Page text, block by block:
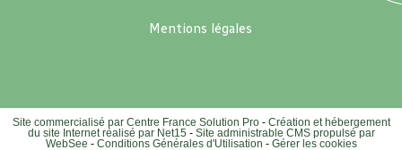
Mentions légales
Site commercialisé par Centre France Solution Pro- Création et hébergement
du site Internet réalisé par Net15 - Site administrable CMS propulsé par
WebSee - Conditions Générales d'Utilisation - Gérer les cookies